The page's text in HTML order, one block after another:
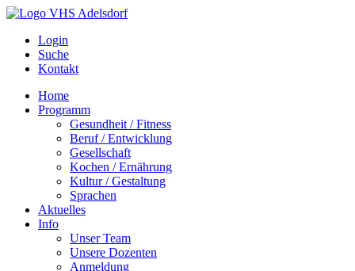
Login
Suche
Kontakt
Home
Programm
Gesundheit / Fitness
Beruf / Entwicklung
Gesellschaft
Kochen / Ernährung
Kultur / Gestaltung
Sprachen
Aktuelles
Info
Unser Team
Unsere Dozenten
Anmeldung